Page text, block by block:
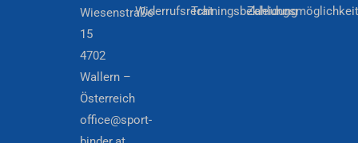
Wiesenstraße
15
4702
Wallern –
Österreich
office@sport-
WiderrufsrechtTrainingsbekleidung